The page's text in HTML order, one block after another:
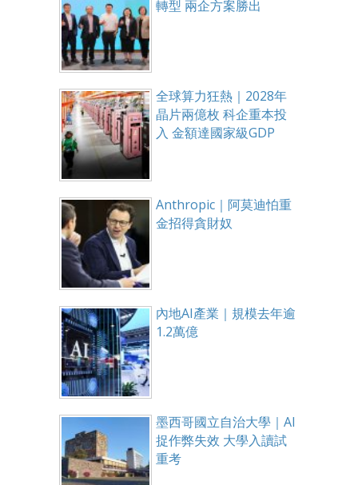
轉型 兩企方案勝出
全球算力狂熱｜2028年
晶片兩億枚 科企重本投
入 金額達國家級GDP
Anthropic｜阿莫迪怕重
金招得貪財奴
內地AI產業｜規模去年逾
1.2萬億
墨西哥國立自治大學｜AI
捉作弊失效 大學入讀試
重考